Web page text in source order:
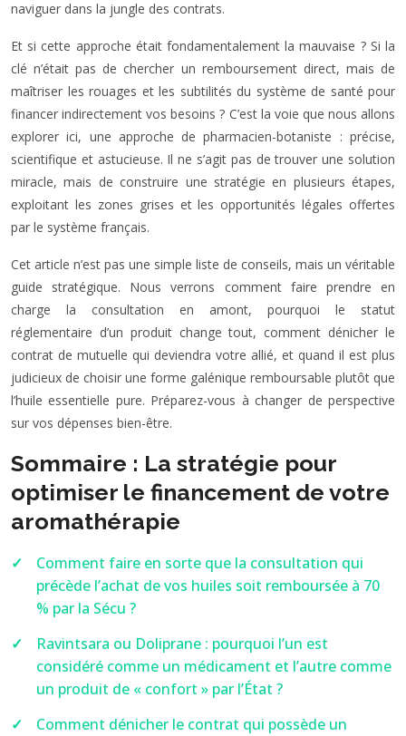
naviguer dans la jungle des contrats.
Et si cette approche était fondamentalement la mauvaise ? Si la
clé n’était pas de chercher un remboursement direct, mais de
maîtriser les rouages et les subtilités du système de santé pour
financer indirectement vos besoins ? C’est la voie que nous allons
explorer ici, une approche de pharmacien-botaniste : précise,
scientifique et astucieuse. Il ne s’agit pas de trouver une solution
miracle, mais de construire une stratégie en plusieurs étapes,
exploitant les zones grises et les opportunités légales offertes
par le système français.
Cet article n’est pas une simple liste de conseils, mais un véritable
guide stratégique. Nous verrons comment faire prendre en
charge la consultation en amont, pourquoi le statut
réglementaire d’un produit change tout, comment dénicher le
contrat de mutuelle qui deviendra votre allié, et quand il est plus
judicieux de choisir une forme galénique remboursable plutôt que
l’huile essentielle pure. Préparez-vous à changer de perspective
sur vos dépenses bien-être.
Sommaire : La stratégie pour
optimiser le financement de votre
aromathérapie
Comment faire en sorte que la consultation qui
précède l’achat de vos huiles soit remboursée à 70
% par la Sécu ?
Ravintsara ou Doliprane : pourquoi l’un est
considéré comme un médicament et l’autre comme
un produit de « confort » par l’État ?
Comment dénicher le contrat qui possède un